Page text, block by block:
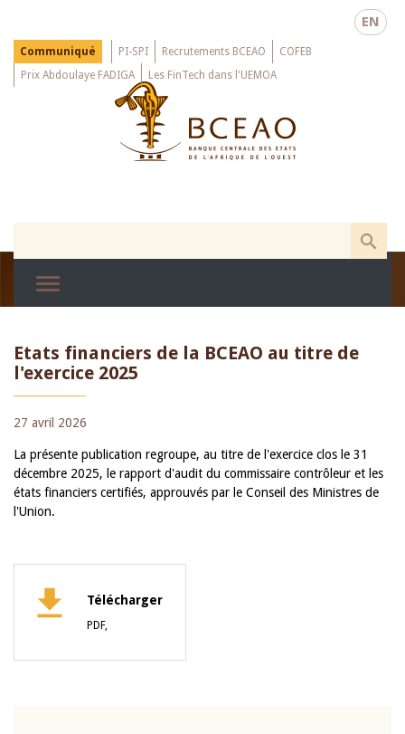
main
EN
Menu
Top
Communiqué PI-SPI Recrutements BCEAO
COFEB
Prix Abdoulaye FADIGA
Les FinTech dans l'UEMOA
Etats financiers de la BCEAO au titre de
l'exercice 2025
27 avril 2026
La présente publication regroupe, au titre de l'exercice clos le 31
décembre 2025, le rapport d'audit du commissaire contrôleur et les
états financiers certifiés, approuvés par le Conseil des Ministres de
l'Union.
Télécharger
PDF,